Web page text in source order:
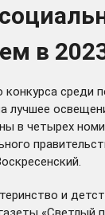
в
среди
лучшее
в четырех
и